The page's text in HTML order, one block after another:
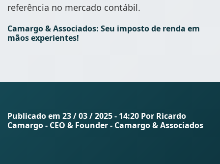
referência no mercado contábil.
Camargo & Associados: Seu imposto de renda em
mãos experientes!
Publicado em 23 / 03 / 2025 - 14:20 Por Ricardo
Camargo - CEO & Founder - Camargo & Associados